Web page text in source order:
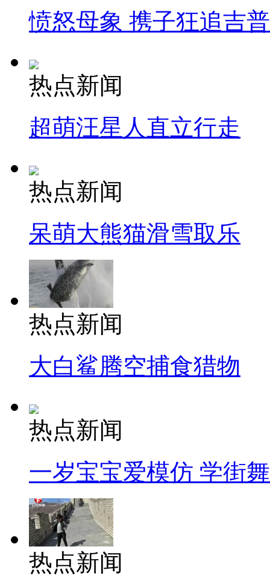
愤怒母象 携子狂追吉
热点新闻
超萌汪星人直立行走
热点新闻
呆萌大熊猫滑雪取乐
热点新闻
大白鲨腾空捕食猎物
热点新闻
一岁宝宝爱模仿 学街
热点新闻